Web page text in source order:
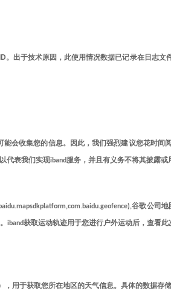
ID。出于技术原因，此使用情况数据已记录在日志文
会收集您的信息。因此，我们强烈建议您花时间
表我们实现iband服务，并且有义务不将其披露或
谷歌公司地
获取运动轨迹用于您进行户外运动后，查看
用于获取您所在地区的天气信息。具体的数据存